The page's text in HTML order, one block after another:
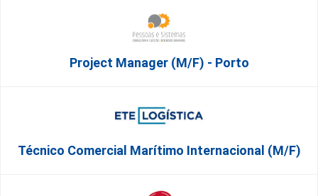
Project Manager (m/f) - Porto
Técnico Comercial Marítimo Internacional (m/f)